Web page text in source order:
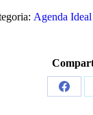
Agenda
Share